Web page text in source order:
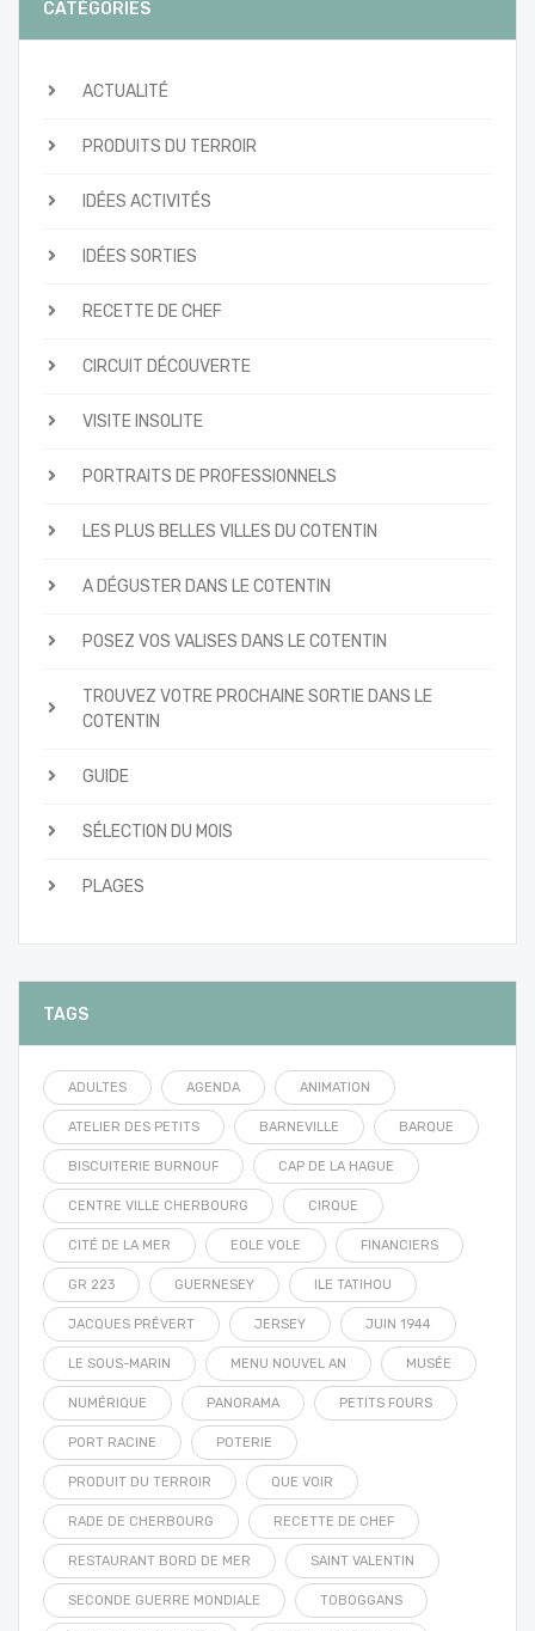
CATÉGORIES
ACTUALITÉ
PRODUITS DU TERROIR
IDÉES ACTIVITÉS
IDÉES SORTIES
RECETTE DE CHEF
CIRCUIT DÉCOUVERTE
VISITE INSOLITE
PORTRAITS DE PROFESSIONNELS
LES PLUS BELLES VILLES DU COTENTIN
A DÉGUSTER DANS LE COTENTIN
POSEZ VOS VALISES DANS LE COTENTIN
TROUVEZ VOTRE PROCHAINE SORTIE DANS LE
COTENTIN
GUIDE
SÉLECTION DU MOIS
PLAGES
TAGS
ADULTES AGENDA ANIMATION
ATELIER DES PETITS BARNEVILLE BARQUE
BISCUITERIE BURNOUF CAP DE LA HAGUE
CENTRE VILLE CHERBOURG CIRQUE
CITÉ DE LA MER EOLE VOLE FINANCIERS
GR 223 GUERNESEY ILE TATIHOU
JACQUES PRÉVERT JERSEY JUIN 1944
LE SOUS-MARIN MENU NOUVEL AN MUSÉE
NUMÉRIQUE PANORAMA PETITS FOURS
PORT RACINE POTERIE
PRODUIT DU TERROIR QUE VOIR
RADE DE CHERBOURG RECETTE DE CHEF
RESTAURANT BORD DE MER SAINT VALENTIN
SECONDE GUERRE MONDIALE TOBOGGANS